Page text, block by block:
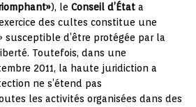
), le Conseil d’État a
des cultes constitue une
d’être protégée par la
Toutefois, dans une
2011, la haute juridiction a
ne s’étend pas
les activités organisées dans des